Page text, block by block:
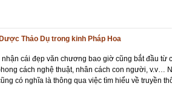
Thảo Dụ trong kinh Pháp Hoa
nhận cái đẹp văn chương bao giờ cũng bắt đầu từ
cách nghệ thuật, nhân cách con người, v.v…
có nghĩa là thông qua việc tìm hiểu về truyền